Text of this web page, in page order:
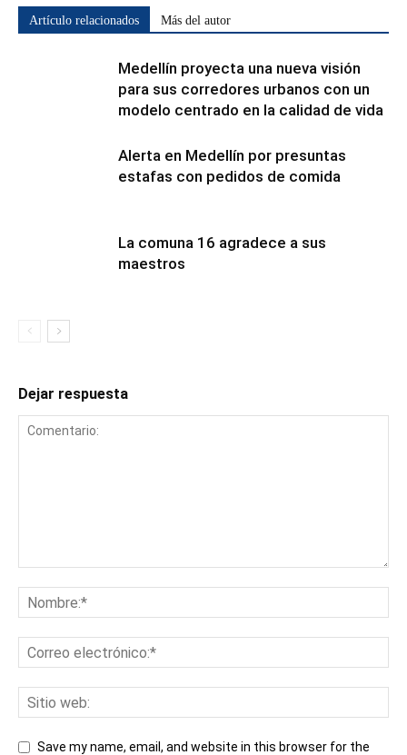
Artículo relacionados Más del autor
Medellín proyecta una nueva visión
para sus corredores urbanos con un
modelo centrado en la calidad de vida
Alerta en Medellín por presuntas
estafas con pedidos de comida
La comuna 16 agradece a sus
maestros
Dejar respuesta
Save my name, email, and website in this browser for the